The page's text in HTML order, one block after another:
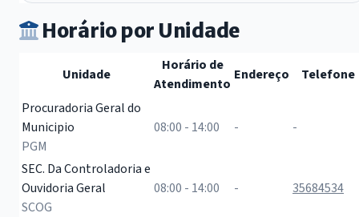
Horário por Unidade
Horários de atendimento das unidades administrativas do
Unidade
Horário de
Atendimento
Endereço
Telefone
Procuradoria Geral do
Municipio
PGM
08:00 - 14:00 - -
SEC. Da Controladoria e
Ouvidoria Geral
SCOG
08:00 - 14:00 - 35684534